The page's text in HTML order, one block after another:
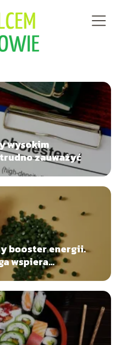
wysokim
zauważyć
booster energii.
wspiera